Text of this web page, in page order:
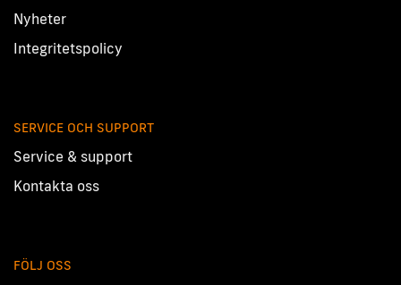
Nyheter
Integritetspolicy
SERVICE OCH SUPPORT
Service & support
Kontakta oss
FÖLJ OSS